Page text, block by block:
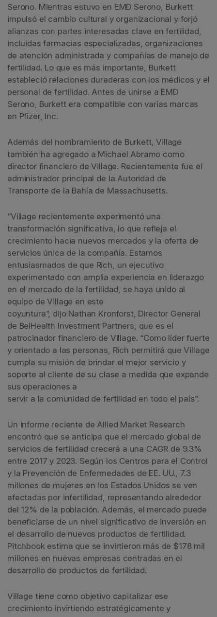
Serono. Mientras estuvo en EMD Serono, Burkett
impulsó el cambio cultural y organizacional y forjó
alianzas con partes interesadas clave en fertilidad,
incluidas farmacias especializadas, organizaciones
de atención administrada y compañías de manejo de
fertilidad. Lo que es más importante, Burkett
estableció relaciones duraderas con los médicos y el
personal de fertilidad. Antes de unirse a EMD
Serono, Burkett era compatible con varias marcas
en Pfizer, Inc.
Además del nombramiento de Burkett, Village
también ha agregado a Michael Abramo como
director financiero de Village. Recientemente fue el
administrador principal de la Autoridad de
Transporte de la Bahía de Massachusetts.
“Village recientemente experimentó una
transformación significativa, lo que refleja el
crecimiento hacia nuevos mercados y la oferta de
servicios única de la compañía. Estamos
entusiasmados de que Rich, un ejecutivo
experimentado con amplia experiencia en liderazgo
en el mercado de la fertilidad, se haya unido al
equipo de Village en este
coyuntura”, dijo Nathan Kronforst, Director General
de BelHealth Investment Partners, que es el
patrocinador financiero de Village. “Como líder fuerte
y orientado a las personas, Rich permitirá que Village
cumpla su misión de brindar el mejor servicio y
soporte al cliente de su clase a medida que expande
sus operaciones a
servir a la comunidad de fertilidad en todo el país”.
Un informe reciente de Allied Market Research
encontró que se anticipa que el mercado global de
servicios de fertilidad crecerá a una CAGR de 9.3%
entre 2017 y 2023. Según los Centros para el Control
y la Prevención de Enfermedades de EE. UU., 7.3
millones de mujeres en los Estados Unidos se ven
afectadas por infertilidad, representando alrededor
del 12% de la población. Además, el mercado puede
beneficiarse de un nivel significativo de inversión en
el desarrollo de nuevos productos de fertilidad.
Pitchbook estima que se invirtieron más de $178 mil
millones en nuevas empresas centradas en el
desarrollo de productos de fertilidad.
Village tiene como objetivo capitalizar ese
crecimiento invirtiendo estratégicamente y